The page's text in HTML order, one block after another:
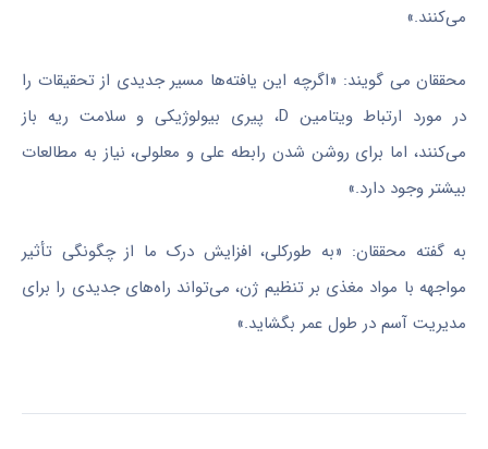
می‌کنند.»
محققان می گویند: «اگرچه این یافته‌ها مسیر جدیدی از تحقیقات را
در مورد ارتباط ویتامین D، پیری بیولوژیکی و سلامت ریه باز
می‌کنند، اما برای روشن شدن رابطه علی و معلولی، نیاز به مطالعات
بیشتر وجود دارد.»
به گفته محققان: «به‌ طورکلی، افزایش درک ما از چگونگی تأثیر
مواجهه با مواد مغذی بر تنظیم ژن، می‌تواند راه‌های جدیدی را برای
مدیریت آسم در طول عمر بگشاید.»